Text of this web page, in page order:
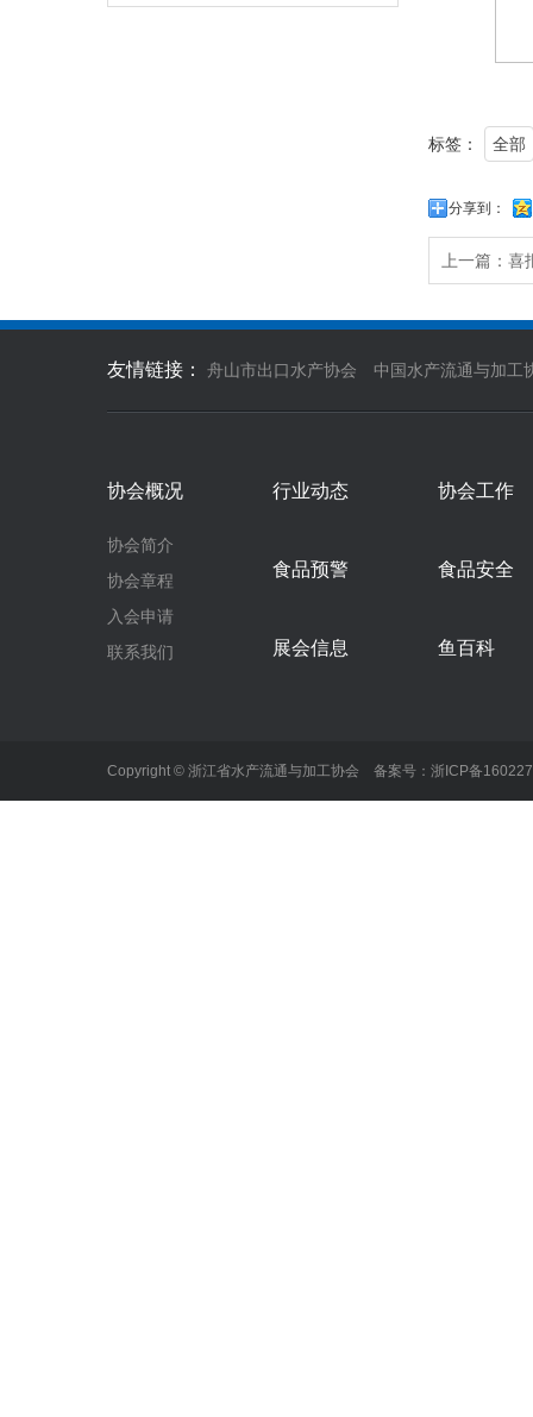
标签： 全部
分享到：
上一篇： 喜
友情链接： 舟山市出口水产协会 中国水产流通与加工
协会概况
协会简介
协会章程
入会申请
联系我们
行业动态 协会工作
食品预警 食品安全
展会信息 鱼百科
Copyright © 浙江省水产流通与加工协会 备案号： 浙ICP备